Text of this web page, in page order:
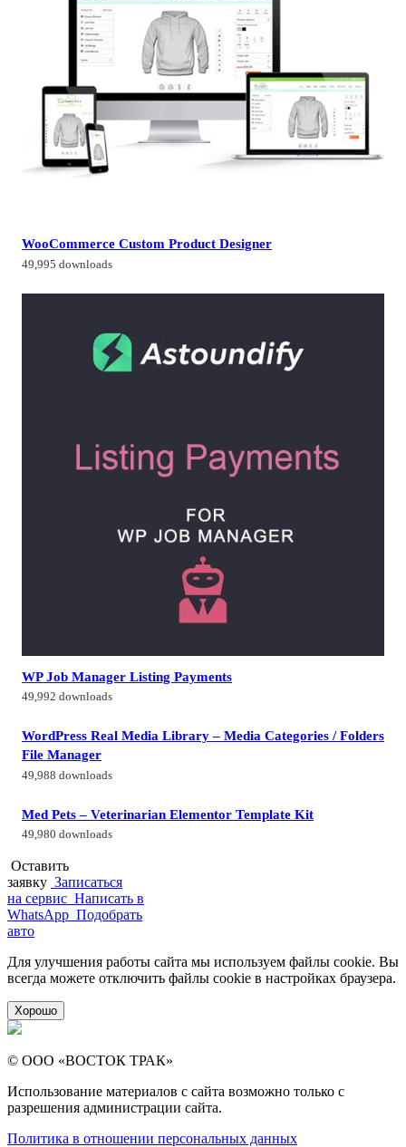
WooCommerce Custom Product Designer
49,995 downloads
WP Job Manager Listing Payments
49,992 downloads
WordPress Real Media Library – Media Categories / Folders
File Manager
49,988 downloads
Med Pets – Veterinarian Elementor Template Kit
49,980 downloads
Оставить
заявку Записаться
на сервис Написать в
WhatsApp Подобрать
авто
Для улучшения работы сайта мы используем файлы cookie. Вы
всегда можете отключить файлы cookie в настройках браузера.
Хорошо
© ООО «ВОСТОК ТРАК»
Использование материалов с сайта возможно только с
разрешения администрации сайта.
Политика в отношении персональных данных